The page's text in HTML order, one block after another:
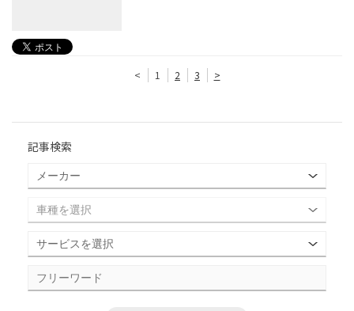
< 1 2 3 >
記事検索